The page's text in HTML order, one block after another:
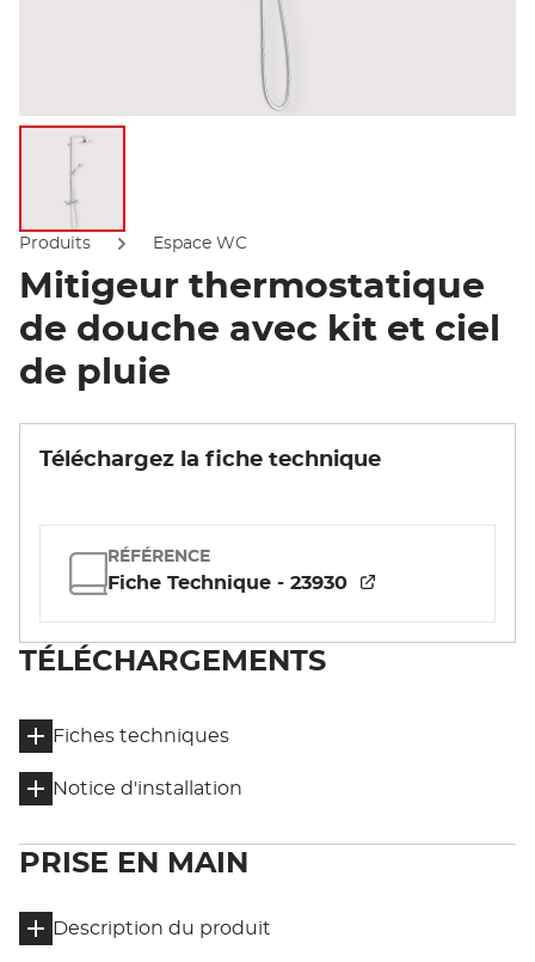
Afficher l'image
Produits Espace WC
Mitigeur thermostatique
de douche avec kit et ciel
de pluie
Téléchargez la fiche technique
RÉFÉRENCE
Fiche Technique - 23930
TÉLÉCHARGEMENTS
Fiches techniques
Notice d'installation
PRISE EN MAIN
Description du produit